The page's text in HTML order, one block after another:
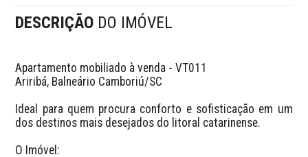
DESCRIÇÃO DO IMÓVEL
Apartamento mobiliado à venda - VT011
Ariribá, Balneário Camboriú/SC
Ideal para quem procura conforto e sofisticação em um
dos destinos mais desejados do litoral catarinense.
O Imóvel: